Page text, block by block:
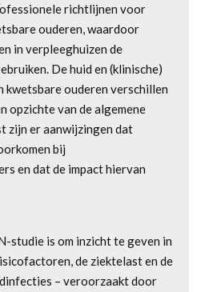
richtlijnen voor
ouderen, waardoor
in verpleeghuizen de
De huid en (klinische)
kwetsbare ouderen verschillen
opzichte van de algemene
zijn er aanwijzingen dat
bij
en dat de impact hiervan
studie is om inzicht te geven in
de ziektelast en de
– veroorzaakt door